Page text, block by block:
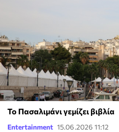
Το Πασαλιμάνι γεμίζει βιβλία
Entertainment 15.06.2026 11:12